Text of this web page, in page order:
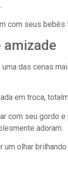
com seus bebês
amizade
das cenas
em troca,
com seu gordo
adoram.
um olhar